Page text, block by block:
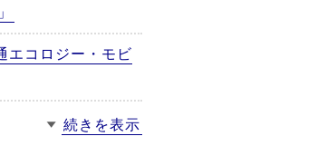
エコロジー・モビ
続きを表示